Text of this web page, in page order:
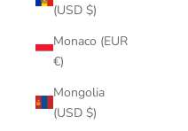
(USD $)
Monaco (EUR
€)
Mongolia
(USD $)